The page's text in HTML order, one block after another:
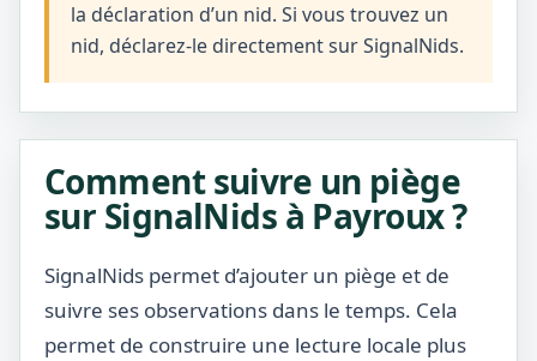
la déclaration d’un nid. Si vous trouvez un
nid, déclarez-le directement sur SignalNids.
Comment suivre un piège
sur SignalNids à Payroux ?
SignalNids permet d’ajouter un piège et de
suivre ses observations dans le temps. Cela
permet de construire une lecture locale plus